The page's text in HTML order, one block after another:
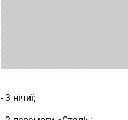
- 3 нічиї;